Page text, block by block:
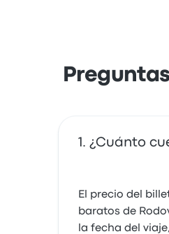
¿Cuánto
El precio del
baratos de
la fecha del